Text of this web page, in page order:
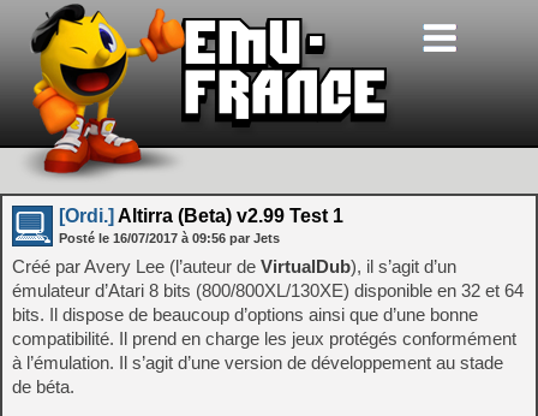
[Ordi.] Altirra (Beta) v2.99 Test 1
Posté le 16/07/2017 à 09:56 par Jets
Créé par Avery Lee (l’auteur de VirtualDub), il s’agit d’un
émulateur d’Atari 8 bits (800/800XL/130XE) disponible en 32 et 64
bits. Il dispose de beaucoup d’options ainsi que d’une bonne
compatibilité. Il prend en charge les jeux protégés conformément
à l’émulation. Il s’agit d’une version de développement au stade
de béta.